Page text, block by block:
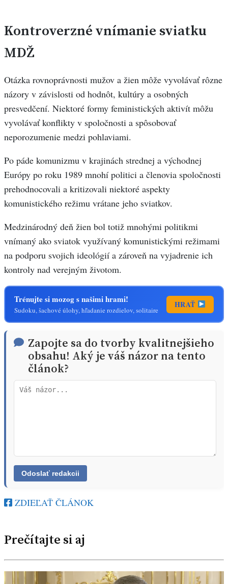
Kontroverzné vnímanie sviatku
MDŽ
Otázka rovnoprávnosti mužov a žien môže vyvolávať rôzne
názory v závislosti od hodnôt, kultúry a osobných
presvedčení. Niektoré formy feministických aktivít môžu
vyvolávať konflikty v spoločnosti a spôsobovať
neporozumenie medzi pohlaviami.
Po páde komunizmu v krajinách strednej a východnej
Európy po roku 1989 mnohí politici a členovia spoločnosti
prehodnocovali a kritizovali niektoré aspekty
komunistického režimu vrátane jeho sviatkov.
Medzinárodný deň žien bol totiž mnohými politikmi
vnímaný ako sviatok využívaný komunistickými režimami
na podporu svojich ideológií a zároveň na vyjadrenie ich
kontroly nad verejným životom.
Trénujte si mozog s našimi hrami!
Sudoku, šachové úlohy, hľadanie rozdielov, solitaire
HRAŤ
Zapojte sa do tvorby kvalitnejšieho
obsahu! Aký je váš názor na tento
článok?
ZDIEĽAŤ ČLÁNOK
Prečítajte si aj